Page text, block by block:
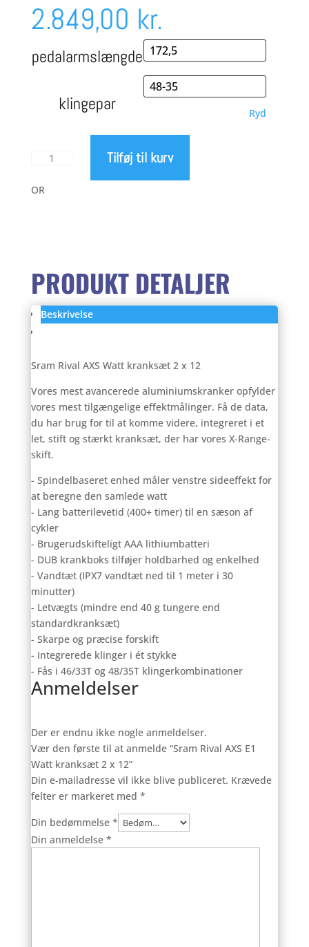
2.849,00 kr.
pedalarmslængde
klingepar Ryd
Sram
AXS
12
Tilføj til kurv
OR
PRODUKT DETALJER
Beskrivelse
Sram Rival AXS Watt kranksæt 2 x 12
Vores mest avancerede aluminiumskranker opfylder
vores mest tilgængelige effektmålinger. Få de data,
du har brug for til at komme videre, integreret i et
let, stift og stærkt kranksæt, der har vores X-Range-
skift.
- Spindelbaseret enhed måler venstre sideeffekt for
at beregne den samlede watt
- Lang batterilevetid (400+ timer) til en sæson af
cykler
- Brugerudskifteligt AAA lithiumbatteri
- DUB krankboks tilføjer holdbarhed og enkelhed
- Vandtæt (IPX7 vandtæt ned til 1 meter i 30
minutter)
- Letvægts (mindre end 40 g tungere end
standardkranksæt)
- Skarpe og præcise forskift
- Integrerede klinger i ét stykke
- Fås i 46/33T og 48/35T klingerkombinationer
Anmeldelser
Der er endnu ikke nogle anmeldelser.
Vær den første til at anmelde “Sram Rival AXS E1
Watt kranksæt 2 x 12”
Din e-mailadresse vil ikke blive publiceret. Krævede
felter er markeret med *
Din bedømmelse *
Din anmeldelse *